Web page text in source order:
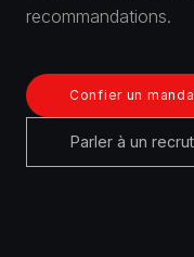
recommandations.
Confier un
Parler à un